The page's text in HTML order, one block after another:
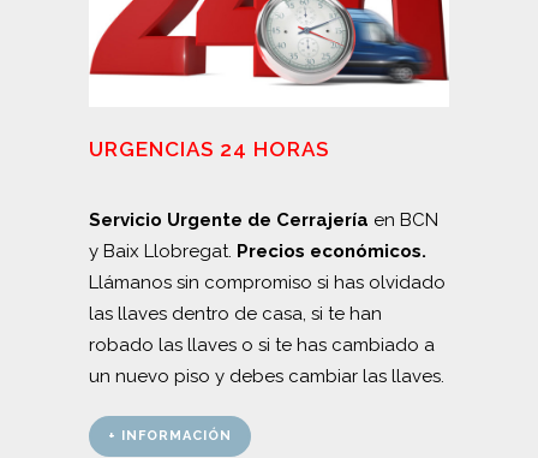
URGENCIAS 24 HORAS
Servicio Urgente de Cerrajería en BCN
y Baix Llobregat. Precios económicos.
Llámanos sin compromiso si has olvidado
las llaves dentro de casa, si te han
robado las llaves o si te has cambiado a
un nuevo piso y debes cambiar las llaves.
+ INFORMACIÓN